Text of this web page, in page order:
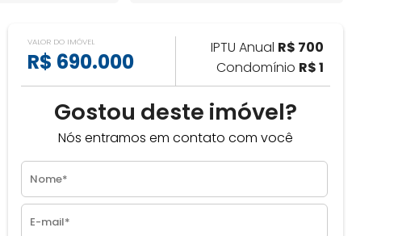
VALOR DO IMÓVEL
R$ 690.000
IPTU Anual R$ 700
Condomínio R$ 1
Gostou deste imóvel?
Nós entramos em contato com você